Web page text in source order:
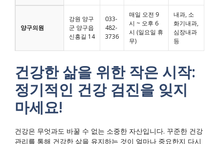
양구의원
강원 양구
군 양구읍
신흥길 14
033-
482-
3736
매일 오전 9
시 ~ 오후 6
시 (일요일 휴
무)
내과, 소
화기내과,
심장내과
등
건강한 삶을 위한 작은 시작:
정기적인 건강 검진을 잊지
마세요!
건강은 무엇과도 바꿀 수 없는 소중한 자산입니다. 꾸준한 건강
관리를 통해 건강한 삶을 유지하는 것이 얼마나 중요한지 다시